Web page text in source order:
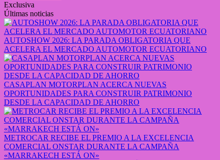
Exclusiva
Últimas noticias
AUTOSHOW 2026: LA PARADA OBLIGATORIA QUE
ACELERA EL MERCADO AUTOMOTOR ECUATORIANO
CASAPLAN MOTORPLAN ACERCA NUEVAS
OPORTUNIDADES PARA CONSTRUIR PATRIMONIO
DESDE LA CAPACIDAD DE AHORRO
METROCAR RECIBE EL PREMIO A LA EXCELENCIA
COMERCIAL ONSTAR DURANTE LA CAMPAÑA
«MARRAKECH ESTÁ ON»